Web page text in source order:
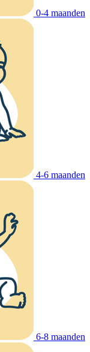
0-4 maanden
4-6 maanden
6-8 maanden